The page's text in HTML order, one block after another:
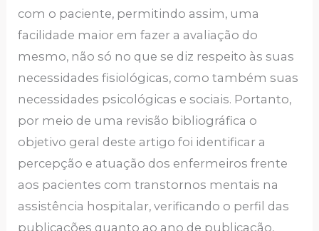
com o paciente, permitindo assim, uma
facilidade maior em fazer a avaliação do
mesmo, não só no que se diz respeito às suas
necessidades fisiológicas, como também suas
necessidades psicológicas e sociais. Portanto,
por meio de uma revisão bibliográfica o
objetivo geral deste artigo foi identificar a
percepção e atuação dos enfermeiros frente
aos pacientes com transtornos mentais na
assistência hospitalar, verificando o perfil das
publicações quanto ao ano de publicação,